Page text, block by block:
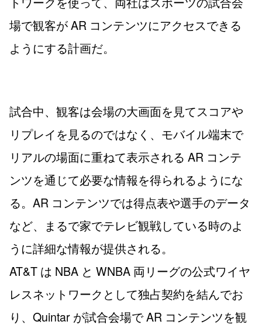
場で観客が AR コンテンツにアクセスできる
ようにする計画だ。
試合中、観客は会場の大画面を見てスコアや
リプレイを見るのではなく、モバイル端末で
リアルの場面に重ねて表示される AR コンテ
ンツを通じて必要な情報を得られるようにな
る。AR コンテンツでは得点表や選手のデータ
など、まるで家でテレビ観戦している時のよ
うに詳細な情報が提供される。
AT&T は NBA と WNBA 両リーグの公式ワイヤ
レスネットワークとして独占契約を結んでお
り、Quintar が試合会場で AR コンテンツを観